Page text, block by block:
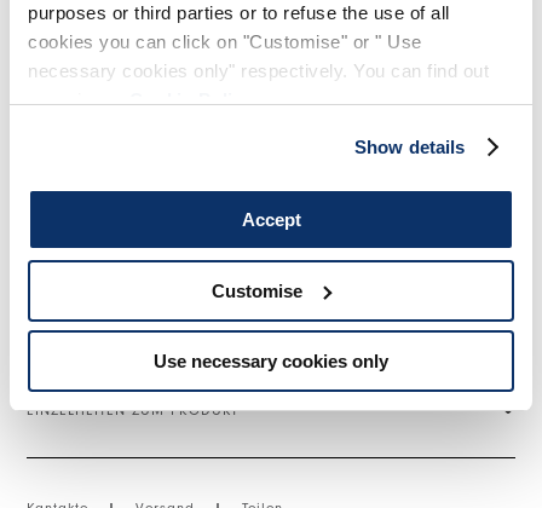
purposes or third parties or to refuse the use of all
cookies you can click on "Customise" or " Use
necessary cookies only" respectively. You can find out
more in ourCookie Policy.
Show details
Accept
Customise
Use necessary cookies only
spielt mit schrägen Linien und Materialkontrasten: Die vordere
Knopfleiste (aus Sensitive®, ebenso wie Kragen und
Manschetten) ist diagonal platziert, wobei ein Teil bewusst
Proportionen spielt. Mit der figurbetonten Linie, die die Taille
EINZELHEITEN ZUM PRODUKT